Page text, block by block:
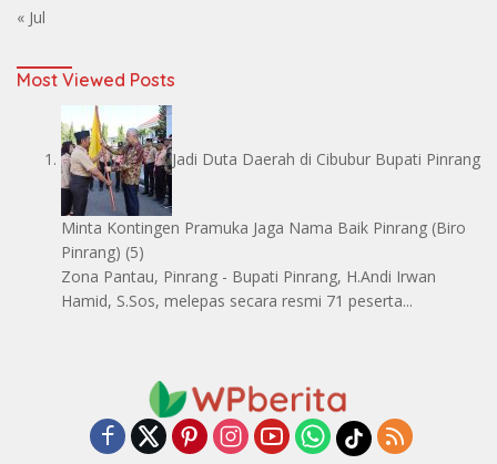
« Jul
Most Viewed Posts
Jadi Duta Daerah di Cibubur Bupati Pinrang
Minta Kontingen Pramuka Jaga Nama Baik Pinrang (Biro
Pinrang) (5)
Zona Pantau, Pinrang - Bupati Pinrang, H.Andi Irwan
Hamid, S.Sos, melepas secara resmi 71 peserta...